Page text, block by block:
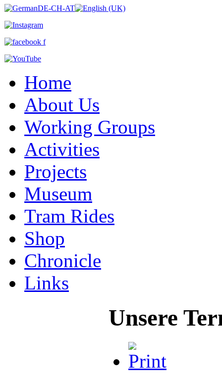
Home
About Us
Working Groups
Activities
Projects
Museum
Tram Rides
Shop
Chronicle
Links
Unsere